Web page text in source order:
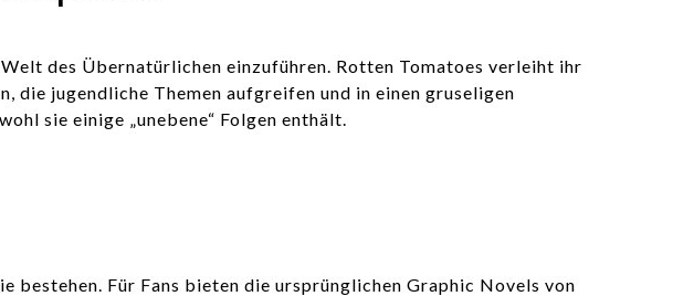
des Übernatürlichen einzuführen. Rotten Tomatoes verleiht ihr
jugendliche Themen aufgreifen und in einen gruseligen
sie einige „unebene“ Folgen enthält.
bestehen. Für Fans bieten die ursprünglichen Graphic Novels von